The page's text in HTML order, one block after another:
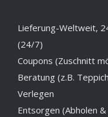
Lieferung-Weltweit,
(24/7)
Coupons (Zuschnitt
Beratung (z.B.
Verlegen
Entsorgen (Abholen